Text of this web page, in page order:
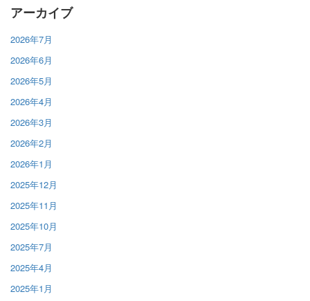
アーカイブ
2026年7月
2026年6月
2026年5月
2026年4月
2026年3月
2026年2月
2026年1月
2025年12月
2025年11月
2025年10月
2025年7月
2025年4月
2025年1月